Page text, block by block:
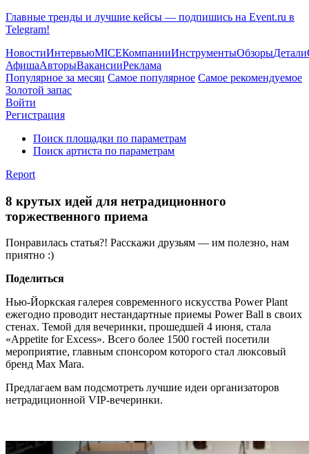
Главные тренды и лучшие кейсы — подпишись на Event.ru в
Telegram!
НовостиИнтервьюMICEКомпанииИнструментыОбзорыДетали
АфишаАвторыВакансииРеклама
Популярное за месяц Самое популярное Самое рекомендуемое
Золотой запас
Войти
Регистрация
Поиск площадки по параметрам
Поиск артиста по параметрам
Report
8 крутых идей для нетрадиционного
торжественного приема
Понравилась статья?! Расскажи друзьям — им полезно, нам
приятно :)
Поделиться
Нью-Йоркская галерея современного искусства Power Plant
ежегодно проводит нестандартные приемы Power Ball в своих
стенах. Темой для вечеринки, прошедшей 4 июня, стала
«Appetite for Excess». Всего более 1500 гостей посетили
мероприятие, главным спонсором которого стал люксовый
бренд Max Mara.
Предлагаем вам подсмотреть лучшие идеи организаторов
нетрадиционной VIP-вечеринки.